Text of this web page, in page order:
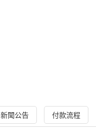
新聞公告 付款流程